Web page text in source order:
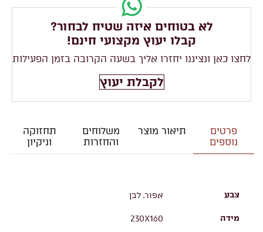
לא בטוחים איזה שטיח לבחור?
קבלו יעוץ מקצועי חינם!
לחצו כאן ונציגנו יחזרו אליך בשעה הקרובה בזמן הפעילות
לקבלת יעוץ
פרטים
נוספים
תיאור מוצר
משלוחים
והחזרות
תחזוקה
וניקיון
צבע אפור, לבן
מידה 230X160